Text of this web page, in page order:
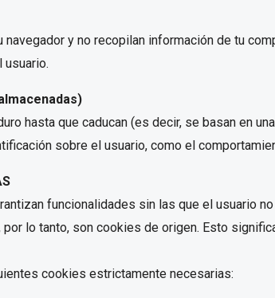
y no recopilan información de tu
usuario.
hasta que caducan (es decir, se basan en
sobre el usuario, como el
funcionalidades sin las que el usuario
lo tanto, son cookies de origen. Esto
cookies estrictamente necesarias: